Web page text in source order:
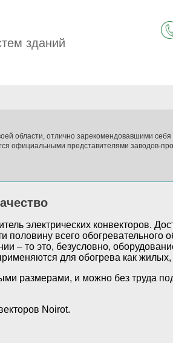
зданий
области, отлично зарекомендовавшими
официальными представителями заводов-
электрических конвекторов.
половину всего обогревательного
– то это, безусловно,
для обогрева как
размерами, и можно без труда
Noirot.